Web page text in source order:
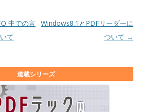
中での言
て
Windows8.1とPDFリーダーに
ついて →
連載シリーズ